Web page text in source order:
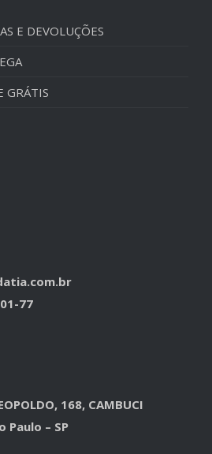
E DEVOLUÇÕES
GRÁTIS
77
168, CAMBUCI
Paulo – SP